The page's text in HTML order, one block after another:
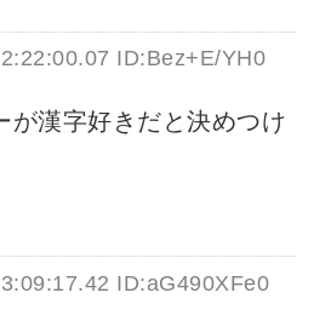
ID:Bez+E/YH0
が漢字好きだと決めつけ
ID:aG490XFe0